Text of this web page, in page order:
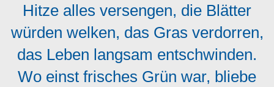
Hitze alles versengen, die Blätter
würden welken, das Gras verdorren,
das Leben langsam entschwinden.
Wo einst frisches Grün war, bliebe